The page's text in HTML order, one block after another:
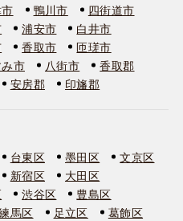
鴨川市
四街道市
浦安市
白井市
香取市
匝瑳市
市 八街市
香取郡
安房郡 印旛郡
台東区 墨田区
文京区
新宿区
大田区
渋谷区
豊島区
馬区 足立区
葛飾区